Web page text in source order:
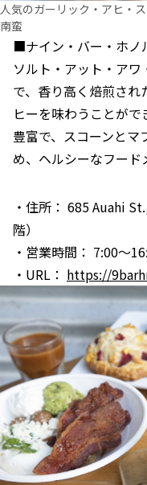
人気のガーリック・アヒ・
南蛮
■ナイン・バー・ホノ
ソルト・アット・ア
で、香り高く焙煎さ
ヒーを味わうことが
豊富で、スコーンとマ
め、ヘルシーなフード
・住所： 685 Auahi
階）
・営業時間： 7:00～
・URL： https://